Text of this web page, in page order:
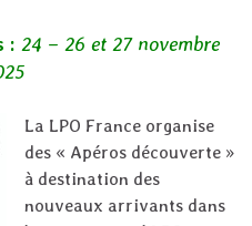
: 24 – 26 et 27 novembre
La LPO France organise
des « Apéros découverte »
à destination des
nouveaux arrivants dans